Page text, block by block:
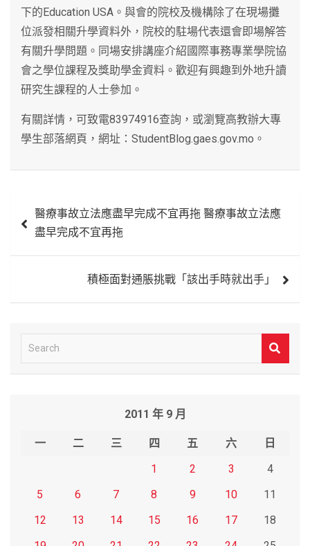
下的Education USA。與會的院校及機構除了在現場攤
位派發相關升學資料外，院校的駐場代表還會即場解答
有關升學問題。同場安排講座介紹國際事務專業學院協
會之學位課程及獎助學金資料。歡迎有興趣到外地升讀
研究生課程的人士參加。
有關詳情，可致電83974916查詢，或瀏覽高教辦大專
學生部落網頁，網址：StudentBlog.gaes.gov.mo。
章 醫療事故立法應盡早完成不宜再拖 醫療事故立法應
盡早完成不宜再拖
積極面對通脹挑戰「該出手時就出手」
e
2011 年 9 月
一 二 三 四 五 六
日
1
2 3
4
5
6 7 8 9 10
11
12
13 14 15 16 17
18